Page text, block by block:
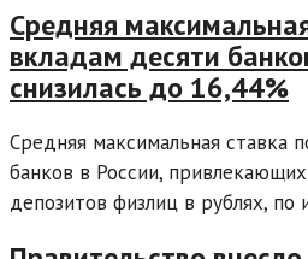
Средняя
вкладам десяти
снизилась до 16,44%
Средняя максимальная ставка
банков в России,
депозитов физлиц в рублях, по